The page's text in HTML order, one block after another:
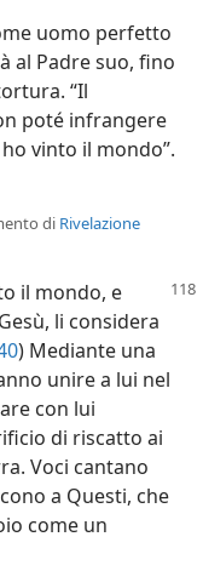
uomo perfetto
al Padre suo, fino
“Il
poté infrangere
vinto il mondo”.
di Rivelazione
il mondo, e
li considera
) Mediante una
unire a lui nel
con lui
di riscatto ai
Voci cantano
a Questi, che
come un